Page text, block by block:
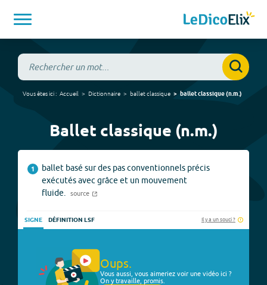
Vous êtes ici : Accueil Dictionnaire ballet classique ballet classique(n.m.)
Ballet classique (n.m.)
1
ballet basé sur des pas conventionnels précis
exécutés avec grâce et un mouvement
fluide.
source
SIGNE DÉFINITION LSF Il y a un souci ?
Oups.
Vous aussi, vous aimeriez voir une vidéo ici ?
On y travaille, promis.